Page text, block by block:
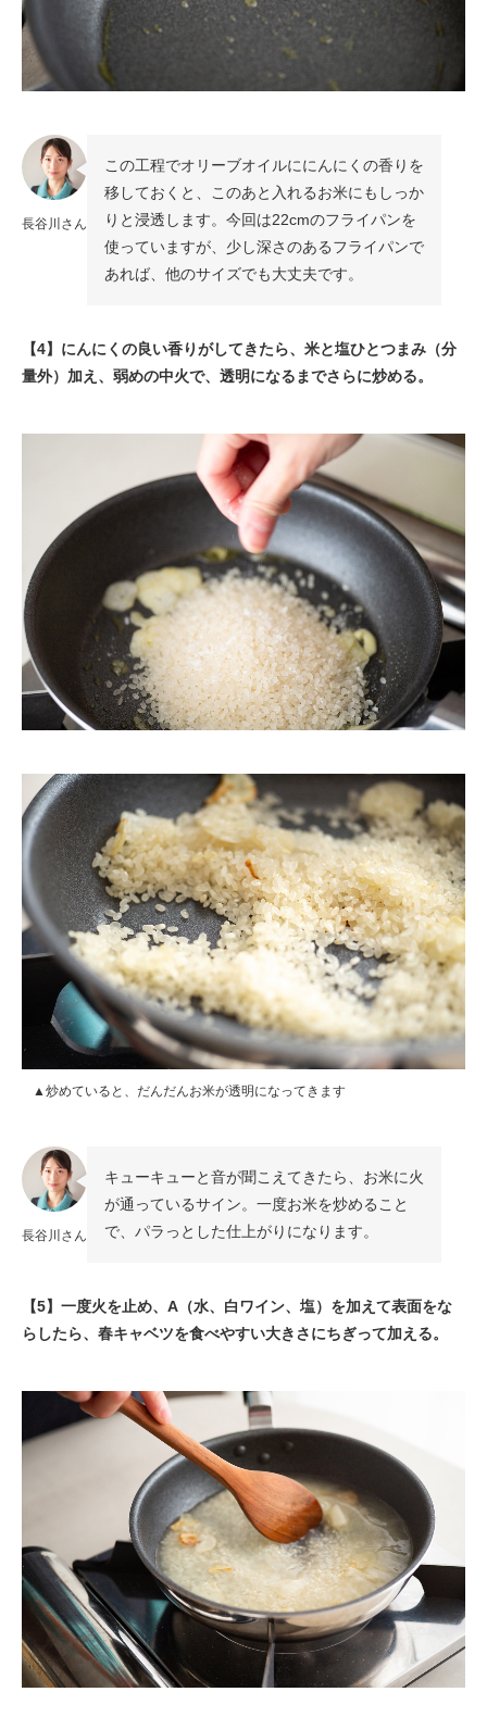
長谷川さん
この工程でオリーブオイルににんにくの香りを
移しておくと、このあと入れるお米にもしっか
りと浸透します。今回は22cmのフライパンを
使っていますが、少し深さのあるフライパンで
あれば、他のサイズでも大丈夫です。
【4】にんにくの良い香りがしてきたら、米と塩ひとつまみ（分
量外）加え、弱めの中火で、透明になるまでさらに炒める。
▲炒めていると、だんだんお米が透明になってきます
長谷川さん
キューキューと音が聞こえてきたら、お米に火
が通っているサイン。一度お米を炒めること
で、パラっとした仕上がりになります。
【5】一度火を止め、A（水、白ワイン、塩）を加えて表面をな
らしたら、春キャベツを食べやすい大きさにちぎって加える。